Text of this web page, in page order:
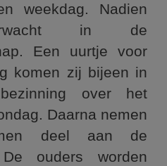
weekdag. Nadien
in de
Een uurtje voor
komen zij bijeen in
over het
Daarna nemen
deel aan de
De ouders worden